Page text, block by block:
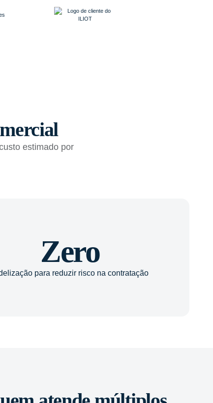
estimado por
Zero
para reduzir risco na contratação